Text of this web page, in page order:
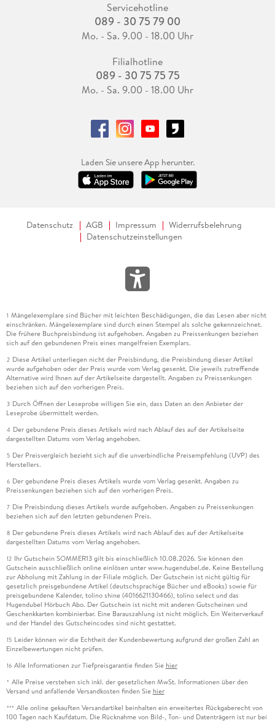
Servicehotline
089 - 30 75 79 00
Mo. - Sa. 9.00 - 18.00 Uhr
Filialhotline
089 - 30 75 75 75
Mo. - Sa. 9.00 - 18.00 Uhr
Laden Sie unsere App herunter.
Datenschutz AGB Impressum
Widerrufsbelehrung
Datenschutzeinstellungen
1 Mängelexemplare sind Bücher mit leichten Beschädigungen, die das Lesen aber nicht
einschränken. Mängelexemplare sind durch einen Stempel als solche gekennzeichnet.
Die frühere Buchpreisbindung ist aufgehoben. Angaben zu Preissenkungen beziehen
sich auf den gebundenen Preis eines mangelfreien Exemplars.
2 Diese Artikel unterliegen nicht der Preisbindung, die Preisbindung dieser Artikel
wurde aufgehoben oder der Preis wurde vom Verlag gesenkt. Die jeweils zutreffende
Alternative wird Ihnen auf der Artikelseite dargestellt. Angaben zu Preissenkungen
beziehen sich auf den vorherigen Preis.
3 Durch Öffnen der Leseprobe willigen Sie ein, dass Daten an den Anbieter der
Leseprobe übermittelt werden.
4 Der gebundene Preis dieses Artikels wird nach Ablauf des auf der Artikelseite
dargestellten Datums vom Verlag angehoben.
5 Der Preisvergleich bezieht sich auf die unverbindliche Preisempfehlung (UVP) des
Herstellers.
6 Der gebundene Preis dieses Artikels wurde vom Verlag gesenkt. Angaben zu
Preissenkungen beziehen sich auf den vorherigen Preis.
7 Die Preisbindung dieses Artikels wurde aufgehoben. Angaben zu Preissenkungen
beziehen sich auf den letzten gebundenen Preis.
8 Der gebundene Preis dieses Artikels wird nach Ablauf des auf der Artikelseite
dargestellten Datums vom Verlag angehoben.
12 Ihr Gutschein SOMMER13 gilt bis einschließlich 10.08.2026. Sie können den
Gutschein ausschließlich online einlösen unter www.hugendubel.de. Keine Bestellung
zur Abholung mit Zahlung in der Filiale möglich. Der Gutschein ist nicht gültig für
gesetzlich preisgebundene Artikel (deutschsprachige Bücher und eBooks) sowie für
preisgebundene Kalender, tolino shine (4016621130466), tolino select und das
Hugendubel Hörbuch Abo. Der Gutschein ist nicht mit anderen Gutscheinen und
Geschenkkarten kombinierbar. Eine Barauszahlung ist nicht möglich. Ein Weiterverkauf
und der Handel des Gutscheincodes sind nicht gestattet.
15 Leider können wir die Echtheit der Kundenbewertung aufgrund der großen Zahl an
Einzelbewertungen nicht prüfen.
16 Alle Informationen zur Tiefpreisgarantie finden Sie hier
* Alle Preise verstehen sich inkl. der gesetzlichen MwSt. Informationen über den
Versand und anfallende Versandkosten finden Sie hier
*** Alle online gekauften Versandartikel beinhalten ein erweitertes Rückgaberecht von
100 Tagen nach Kaufdatum. Die Rücknahme von Bild-, Ton- und Datenträgern ist nur bei